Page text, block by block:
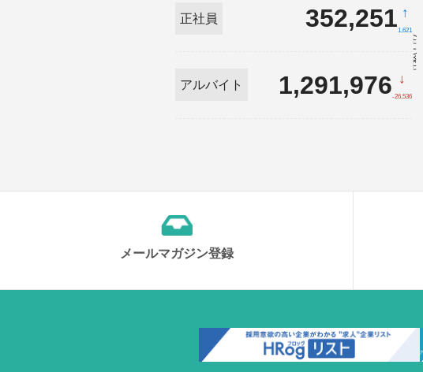
正社員 352,251 ↑
1,621
アルバイト 1,291,976 ↓
-26,536
件数(千件)
メールマガジン登録